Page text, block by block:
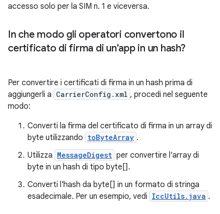
accesso solo per la SIM n. 1 e viceversa.
In che modo gli operatori convertono il
certificato di firma di un'app in un hash?
Per convertire i certificati di firma in un hash prima di
aggiungerli a CarrierConfig.xml , procedi nel seguente
modo:
Converti la firma del certificato di firma in un array di
byte utilizzando toByteArray .
Utilizza MessageDigest per convertire l'array di
byte in un hash di tipo byte[].
Converti l'hash da byte[] in un formato di stringa
esadecimale. Per un esempio, vedi IccUtils.java .